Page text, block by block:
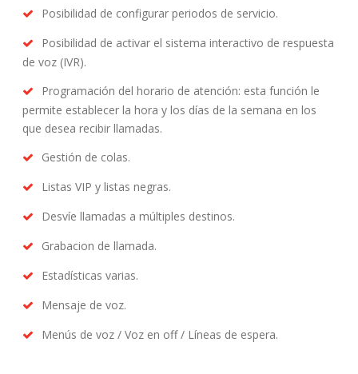
Posibilidad de configurar periodos de servicio.
Posibilidad de activar el sistema interactivo de respuesta
de voz (IVR).
Programación del horario de atención: esta función le
permite establecer la hora y los días de la semana en los
que desea recibir llamadas.
Gestión de colas.
Listas VIP y listas negras.
Desvíe llamadas a múltiples destinos.
Grabacion de llamada.
Estadísticas varias.
Mensaje de voz.
Menús de voz / Voz en off / Líneas de espera.